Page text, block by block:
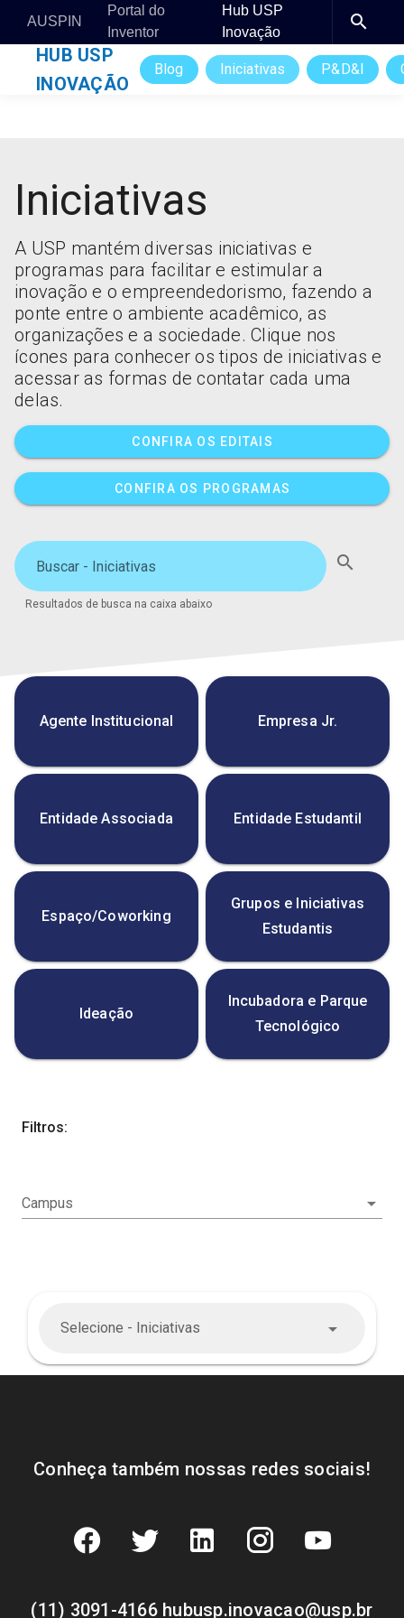
AUSPIN
Portal do
Inventor
Hub USP
Inovação
HUB USP
INOVAÇÃO
Blog Iniciativas P&D&I
Iniciativas
A USP mantém diversas iniciativas e
programas para facilitar e estimular a
inovação e o empreendedorismo, fazendo a
ponte entre o ambiente acadêmico, as
organizações e a sociedade. Clique nos
ícones para conhecer os tipos de iniciativas e
acessar as formas de contatar cada uma
delas.
CONFIRA OS EDITAIS
CONFIRA OS PROGRAMAS
Buscar - Iniciativas
Resultados de busca na caixa abaixo
search
Agente Institucional Empresa Jr.
Entidade Associada Entidade Estudantil
Espaço/Coworking
Grupos e Iniciativas
Estudantis
Ideação
Incubadora e Parque
Tecnológico
Filtros:
Campus
Selecione - Iniciativas
Conheça também nossas redes sociais!
(11) 3091-4166 hubusp.inovacao@usp.br